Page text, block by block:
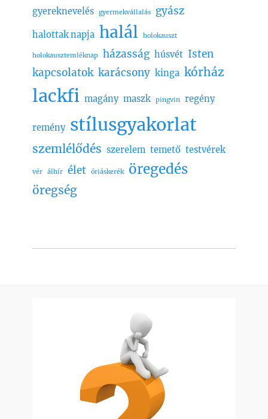
gyereknevelés gyermekvállalás gyász
halottak napja halál holokauszt
holokausztemléknap házasság húsvét Isten
kapcsolatok karácsony kinga kórház
lackfi magány maszk pingvin regény
remény stílusgyakorlat
szemlélődés szerelem temető testvérek
vér álhír élet óriáskerék öregedés
öregség